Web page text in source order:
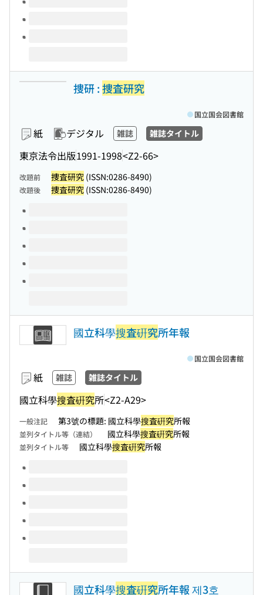
捜研 :捜査研究
紙 デジタル 雑誌 雑誌タイトル
東京法令出版1991-1998<Z2-66>
国立国会図書館
改題前 捜査研究 (ISSN:0286-8490)
改題後 捜査研究 (ISSN:0286-8490)
このタイトルの巻号
國立科學搜査硏究所年報
紙 雑誌 雑誌タイトル
國立科學搜査硏究所<Z2-A29>
国立国会図書館
一般注記 第3號の標題: 國立科學搜査硏究所報
並列タイトル等（連結） 國立科學搜査硏究所報
並列タイトル等 國立科學搜査硏究所報
このタイトルの巻号
國立科學搜査硏究所年報 제3호